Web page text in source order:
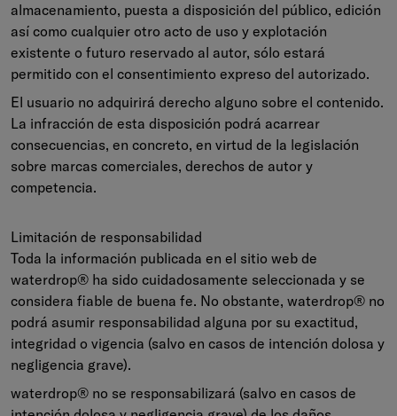
almacenamiento, puesta a disposición del público, edición
así como cualquier otro acto de uso y explotación
existente o futuro reservado al autor, sólo estará
permitido con el consentimiento expreso del autorizado.
El usuario no adquirirá derecho alguno sobre el contenido.
La infracción de esta disposición podrá acarrear
consecuencias, en concreto, en virtud de la legislación
sobre marcas comerciales, derechos de autor y
competencia.
Limitación de responsabilidad
Toda la información publicada en el sitio web de
waterdrop® ha sido cuidadosamente seleccionada y se
considera fiable de buena fe. No obstante, waterdrop® no
podrá asumir responsabilidad alguna por su exactitud,
integridad o vigencia (salvo en casos de intención dolosa y
negligencia grave).
waterdrop® no se responsabilizará (salvo en casos de